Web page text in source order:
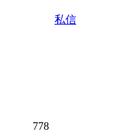
私信
778